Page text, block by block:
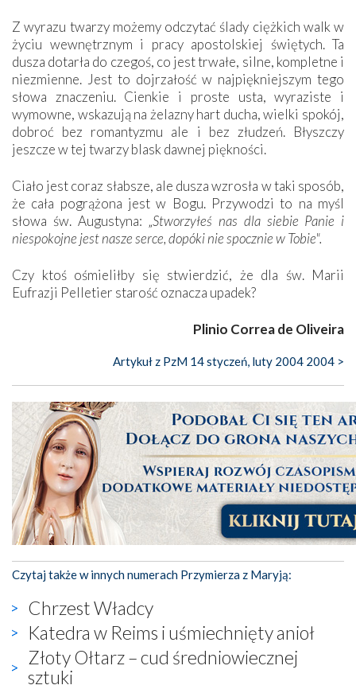
Z wyrazu twarzy możemy odczytać ślady ciężkich walk w
życiu wewnętrznym i pracy apostolskiej świętych. Ta
dusza dotarła do czegoś, co jest trwałe, silne, kompletne i
niezmienne. Jest to dojrzałość w najpiękniejszym tego
słowa znaczeniu. Cienkie i proste usta, wyraziste i
wymowne, wskazują na żelazny hart ducha, wielki spokój,
dobroć bez romantyzmu ale i bez złudzeń. Błyszczy
jeszcze w tej twarzy blask dawnej piękności.
Ciało jest coraz słabsze, ale dusza wzrosła w taki sposób,
że cała pogrążona jest w Bogu. Przywodzi to na myśl
słowa św. Augustyna: „Stworzyłeś nas dla siebie Panie i
niespokojne jest nasze serce, dopóki nie spocznie w Tobie".
Czy ktoś ośmieliłby się stwierdzić, że dla św. Marii
Eufrazji Pelletier starość oznacza upadek?
Plinio Correa de Oliveira
Artykuł z PzM 14 styczeń, luty 2004 2004 >
Czytaj także w innych numerach Przymierza z Maryją:
Chrzest Władcy
Katedra w Reims i uśmiechnięty anioł
Złoty Ołtarz – cud średniowiecznej
sztuki